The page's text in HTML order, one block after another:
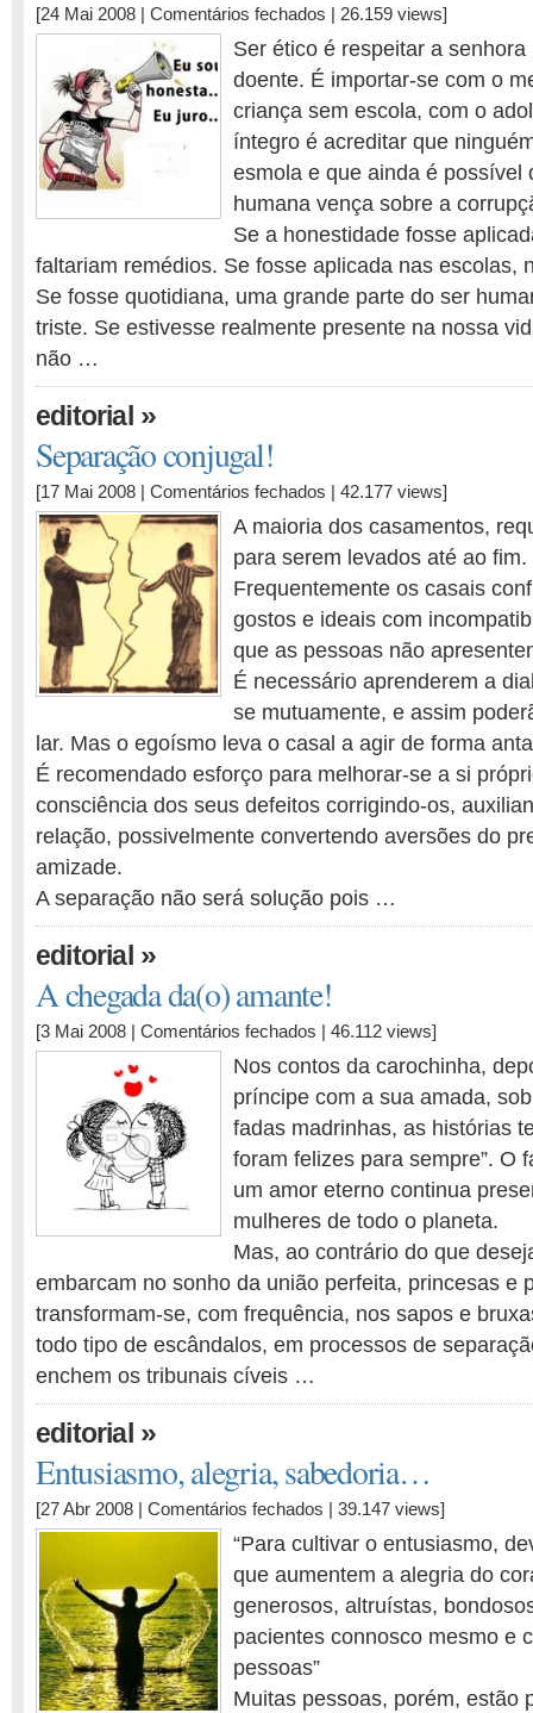
[24 Mai 2008 | Comentários fechados em
necessidade
da
honestidade!
| 26.159 views]
Ser ético é respeitar a
doente. É importar-se com o
criança sem escola, com o
íntegro é acreditar que
esmola e que ainda é possível
humana vença sobre a
Se a honestidade fosse
faltariam remédios. Se fosse aplicada nas escolas,
Se fosse quotidiana, uma grande parte do ser
triste. Se estivesse realmente presente na nossa
não …
editorial»
Separação conjugal!
[17 Mai 2008 | Comentários fechados em
conjugal!
| 42.177 views]
A maioria dos casamentos,
para serem levados até ao fim.
Frequentemente os casais
gostos e ideais com
que as pessoas não
É necessário aprenderem a
se mutuamente, e assim
lar. Mas o egoísmo leva o casal a agir de forma
É recomendado esforço para melhorar-se a si
consciência dos seus defeitos corrigindo-os,
relação, possivelmente convertendo aversões do
amizade.
A separação não será solução pois …
editorial»
A chegada da(o) amante!
[3 Mai 2008 | Comentários fechados em
chegada
da(o)
amante!
| 46.112 views]
Nos contos da carochinha,
príncipe com a sua amada,
fadas madrinhas, as histórias
foram felizes para sempre”. O
um amor eterno continua
mulheres de todo o planeta.
Mas, ao contrário do que
embarcam no sonho da união perfeita, princesas e
transformam-se, com frequência, nos sapos e
todo tipo de escândalos, em processos de
enchem os tribunais cíveis …
editorial»
Entusiasmo, alegria, sabedoria…
[27 Abr 2008 | Comentários fechados em
alegria,
sabedoria…
| 39.147 views]
“Para cultivar o entusiasmo,
que aumentem a alegria do
generosos, altruístas,
pacientes connosco mesmo e
pessoas”
Muitas pessoas, porém, estão